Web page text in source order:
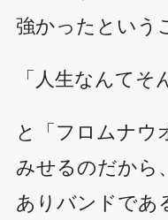
強かったという
「人生なんてそ
と「フロムナウ
みせるのだから
ありバンドであ